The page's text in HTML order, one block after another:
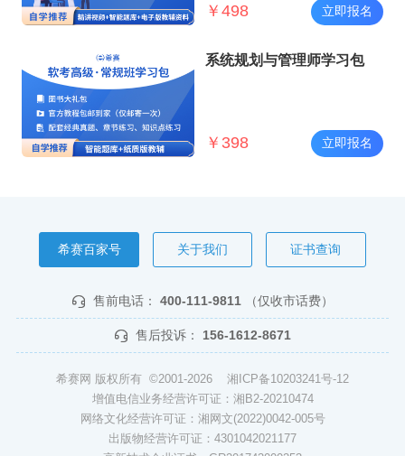
￥ 498 立即报名
系统规划与管理师学习包
￥ 398 立即报名
希赛百家号 关于我们 证书查询
售前电话： 400-111-9811 （仅收市话费）
售后投诉： 156-1612-8671
希赛网 版权所有 ©2001-2026 湘ICP备10203241号-12
增值电信业务经营许可证：湘B2-20210474
网络文化经营许可证：湘网文(2022)0042-005号
出版物经营许可证：4301042021177